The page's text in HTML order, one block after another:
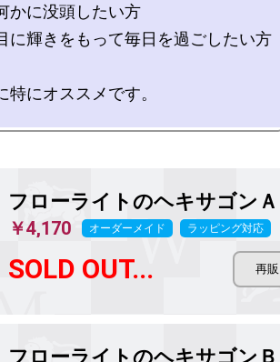
かに没頭したい方
に輝きをもって毎日を過ごしたい方
特にオススメです。
フローライトのヘキサゴンＡ
￥4,170 オーダーメイド ラッピング対応
SOLD OUT...
フローライトのヘキサゴンＢ